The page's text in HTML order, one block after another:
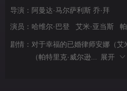
导演： 阿曼达·马尔萨利斯 乔·拜
演员： 哈维尔·巴登 艾米·亚当斯
剧情： 对于幸福的已婚律师安娜（艾
（帕特里克·威尔逊...
展开